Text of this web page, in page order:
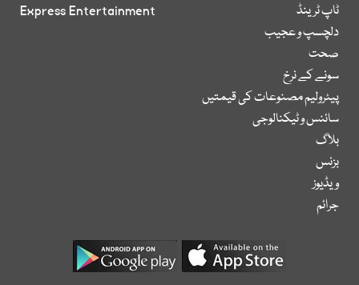
ٹاپ ٹرینڈ
دلچسپ و عجیب
صحت
سونے کے نرخ
پیٹرولیم مصنوعات کی قیمتیں
سائنس و ٹیکنالوجی
بلاگ
بزنس
ویڈیوز
جرائم
Express Entertainment